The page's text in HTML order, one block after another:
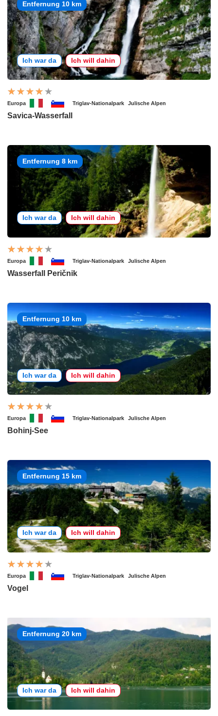
Entfernung 10 km
Ich war da Ich will dahin
Europa Triglav-Nationalpark Julische Alpen
Savica-Wasserfall
Entfernung 8 km
Ich war da Ich will dahin
Europa Triglav-Nationalpark Julische Alpen
Wasserfall Peričnik
Entfernung 10 km
Ich war da Ich will dahin
Europa Triglav-Nationalpark Julische Alpen
Bohinj-See
Entfernung 15 km
Ich war da Ich will dahin
Europa Triglav-Nationalpark Julische Alpen
Vogel
Entfernung 20 km
Ich war da Ich will dahin